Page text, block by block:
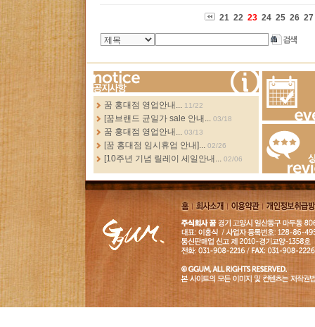
21 22 23 24 25 26 27
more...
꿈 홍대점 영업안내... 11/22
[꿈브랜드 균일가 sale 안내... 03/18
꿈 홍대점 영업안내... 03/13
[꿈 홍대점 임시휴업 안내]... 02/26
[10주년 기념 릴레이 세일안내... 02/06
Events
Review
홈
회사소
개
이용약
관
개인정보취급
침